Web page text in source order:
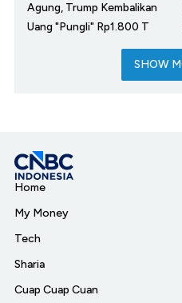
Agung, Trump Kembalikan
Uang "Pungli" Rp1.800 T
SHOW
Home
My Money
Tech
Sharia
Cuap Cuap Cuan